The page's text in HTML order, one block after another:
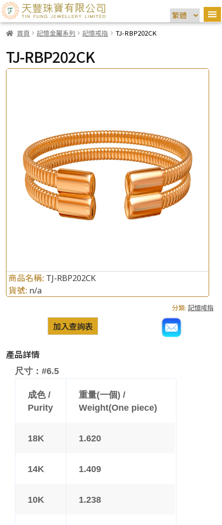
首頁 記憶金屬系列 記憶戒指 TJ-RBP202CK
TJ-RBP202CK
商品名稱: TJ-RBP202CK
貨號: n/a
分類: 記憶戒指
加入查詢表
產品詳情
尺寸：#6.5
成色 /
Purity
重量(一個) /
Weight(One piece)
18K 1.620
14K 1.409
10K 1.238